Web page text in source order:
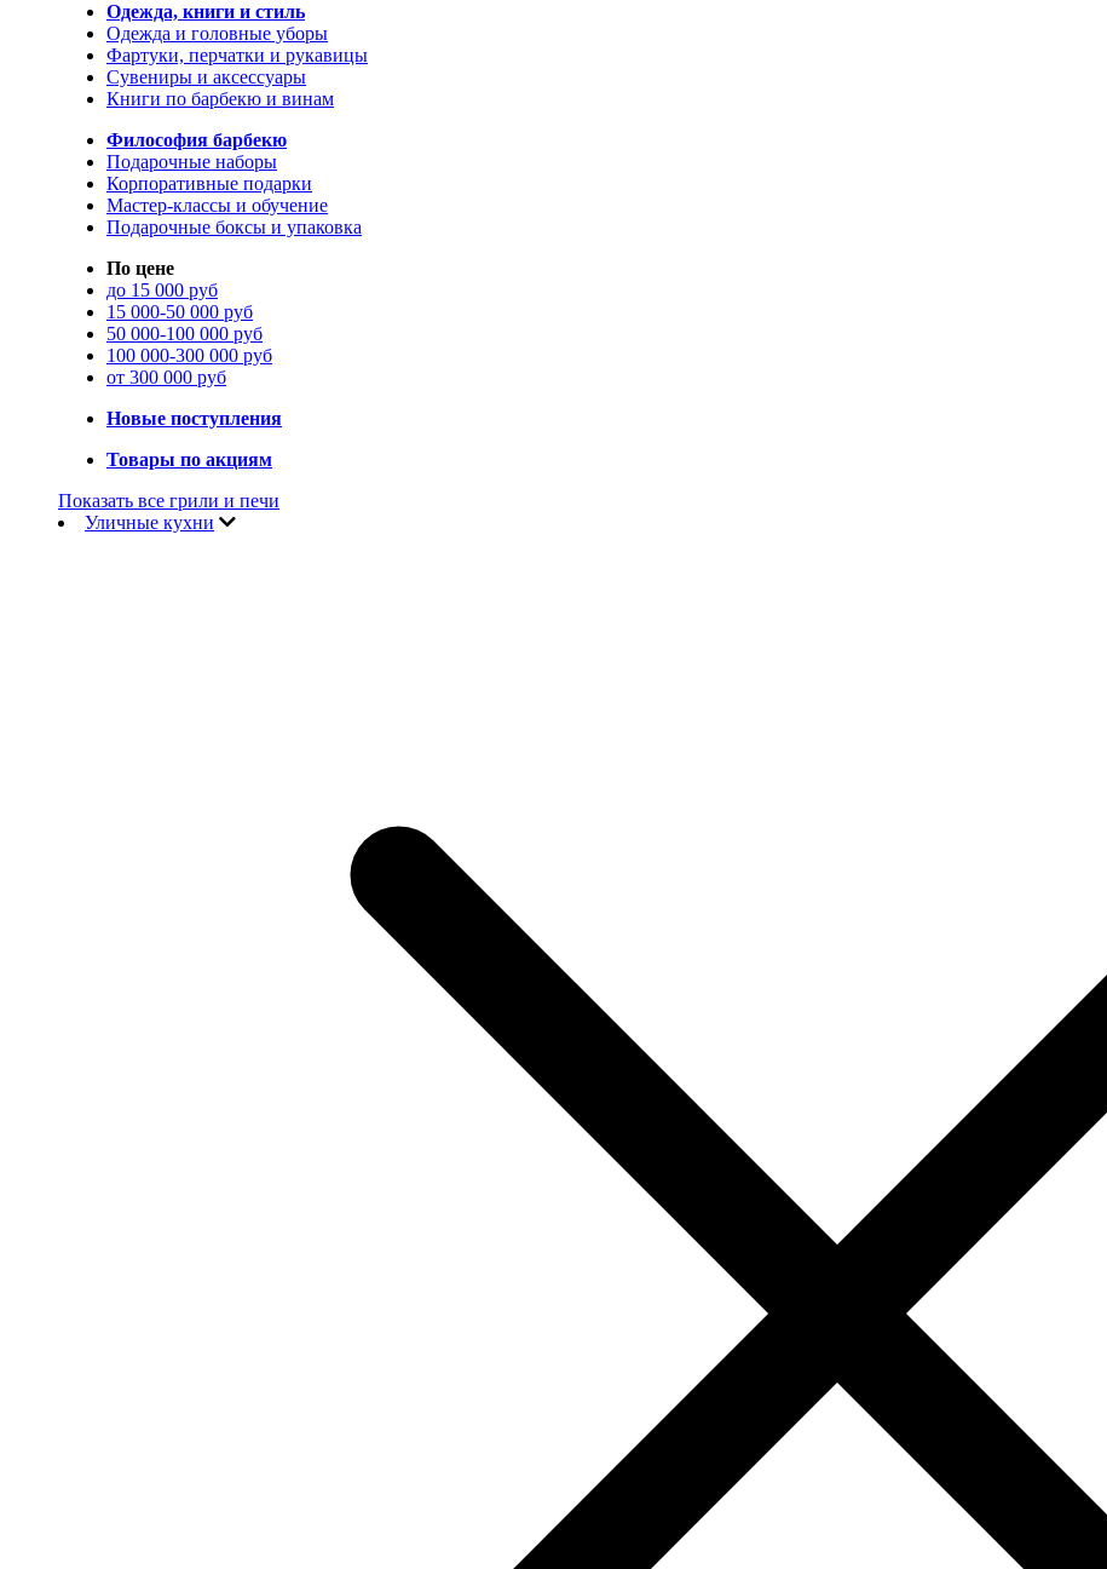
Одежда, книги и стиль
Одежда и головные уборы
Фартуки, перчатки и рукавицы
Сувениры и аксессуары
Книги по барбекю и винам
Философия барбекю
Подарочные наборы
Корпоративные подарки
Мастер-классы и обучение
Подарочные боксы и упаковка
По цене
до 15 000 руб
15 000-50 000 руб
50 000-100 000 руб
100 000-300 000 руб
от 300 000 руб
Новые поступления
Товары по акциям
Показать все грили и печи
Уличные кухни